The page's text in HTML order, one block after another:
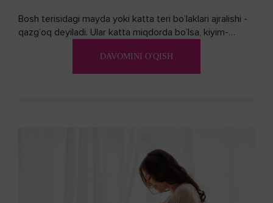
Bosh terisidagi mayda yoki katta teri bo’laklari ajralishi -
qazg’oq deyiladi. Ular katta miqdorda bo’lsa, kiyim-
DAVOMINI O'QISH